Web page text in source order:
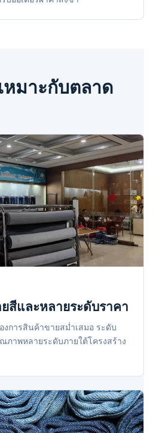
หมาะกับตลาด
สีและหลายระดับราคา
งการสินค้าขายสม่ำเสมอ ระดับ
าพหลายระดับภายใต้โครงสร้าง